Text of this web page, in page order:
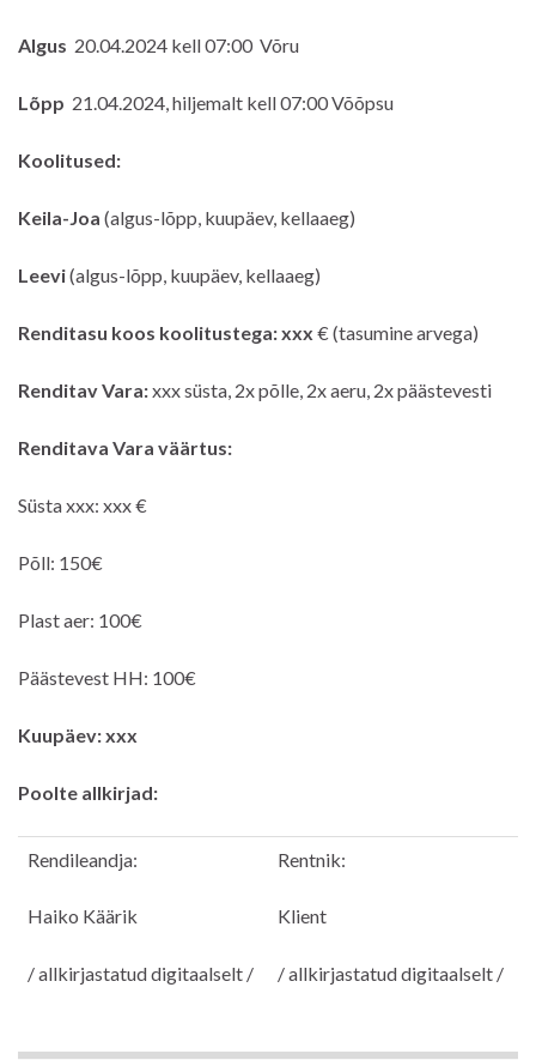
Algus 20.04.2024 kell 07:00 Võru
Lõpp 21.04.2024, hiljemalt kell 07:00 Võõpsu
Koolitused:
Keila-Joa (algus-lõpp, kuupäev, kellaaeg)
Leevi(algus-lõpp, kuupäev, kellaaeg)
Renditasu koos koolitustega:xxx € (tasumine arvega)
Renditav Vara:xxx süsta , 2x põlle, 2x aeru, 2x päästevesti
Renditava Vara väärtus:
Süsta xxx: xxx €
Põll: 150€
Plast aer: 100€
Päästevest HH: 100€
Kuupäev: xxx
Poolte allkirjad:
Rendileandja:
Haiko Käärik
/ allkirjastatud digitaalselt /
Rentnik:
Klient
/ allkirjastatud digitaalselt /